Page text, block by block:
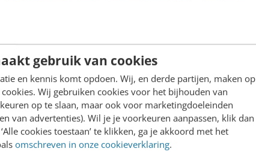
gebruik van cookies
en kennis komt opdoen. Wij, en derde partijen, maken op
Wij gebruiken cookies voor het bijhouden van
op te slaan, maar ook voor marketingdoeleinden
van advertenties). Wil je je voorkeuren aanpassen, klik dan
cookies toestaan’ te klikken, ga je akkoord met het
omschreven in onze cookieverklaring.
op de
ONLINE MASTERCLASS
De nieuwe SEO- &
GEO-spelregels